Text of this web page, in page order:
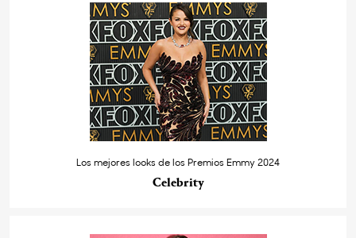
Los mejores looks de los Premios Emmy 2024
Celebrity